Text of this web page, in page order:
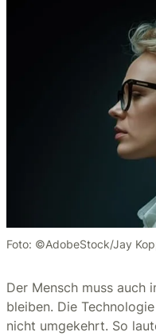
Foto: ©AdobeStock/Jay
Der Mensch muss auch
bleiben. Die
nicht umgekehrt. So